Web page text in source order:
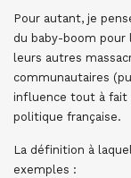
Pour autant, je
du baby-boom pour
leurs autres
communautaires
influence tout à fait
politique française.
La définition à
exemples :